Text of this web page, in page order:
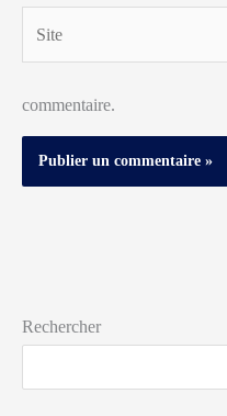
commentaire.
Rechercher